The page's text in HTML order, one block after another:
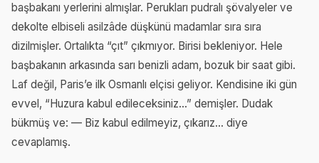
başbakanı yerlerini almışlar. Perukları pudralı şövalyeler ve
dekolte elbiseli asilzâde düşkünü madamlar sıra sıra
dizilmişler. Ortalıkta “çıt” çıkmıyor. Birisi bekleniyor. Hele
başbakanın arkasında sarı benizli adam, bozuk bir saat gibi.
Laf değil, Paris’e ilk Osmanlı elçisi geliyor. Kendisine iki gün
evvel, “Huzura kabul edileceksiniz...” demişler. Dudak
bükmüş ve: — Biz kabul edilmeyiz, çıkarız... diye
cevaplamış.